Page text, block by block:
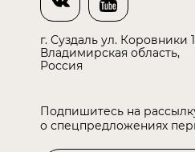
г. Суздаль ул. Коровники
Владимирская область,
Россия
Подпишитесь на
о спецпредложениях